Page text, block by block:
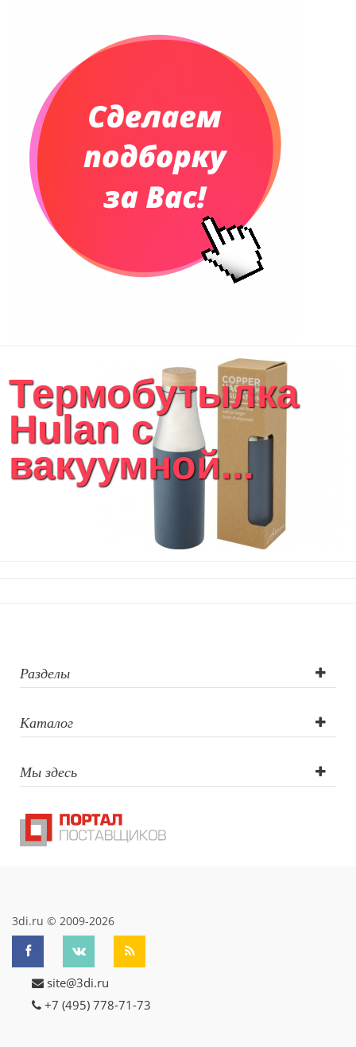
Термобутылка
Hulan с
вакуумной...
Разделы
Каталог
Мы здесь
3di.ru © 2009-2026
site@3di.ru
+7 (495) 778-71-73